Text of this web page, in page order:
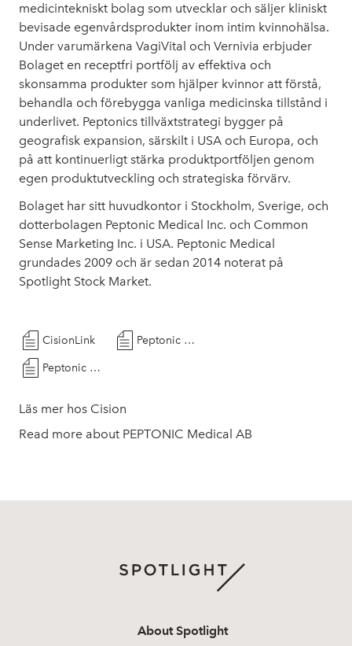
medicintekniskt bolag som utvecklar och säljer kliniskt
bevisade egenvårdsprodukter inom intim kvinnohälsa.
Under varumärkena VagiVital och Vernivia erbjuder
Bolaget en receptfri portfölj av effektiva och
skonsamma produkter som hjälper kvinnor att förstå,
behandla och förebygga vanliga medicinska tillstånd i
underlivet. Peptonics tillväxtstrategi bygger på
geografisk expansion, särskilt i USA och Europa, och
på att kontinuerligt stärka produktportföljen genom
egen produktutveckling och strategiska förvärv.
Bolaget har sitt huvudkontor i Stockholm, Sverige, och
dotterbolagen Peptonic Medical Inc. och Common
Sense Marketing Inc. i USA. Peptonic Medical
grundades 2009 och är sedan 2014 noterat på
Spotlight Stock Market.
CisionLink Peptonic Medical AB (publ) - Delårsrapport Q3 2025
Peptonic Medical AB publ - Offentliggör delårsrapport för det tredje kvartalet 2025
Läs mer hos Cision
Read more about PEPTONIC Medical AB
About Spotlight